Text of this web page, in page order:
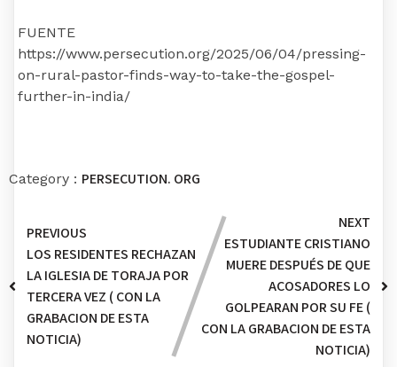
FUENTE
https://www.persecution.org/2025/06/04/pressing-
on-rural-pastor-finds-way-to-take-the-gospel-
further-in-india/
Category : PERSECUTION. ORG
PREVIOUS
LOS RESIDENTES RECHAZAN
LA IGLESIA DE TORAJA POR
TERCERA VEZ ( CON LA
GRABACION DE ESTA
NOTICIA)
NEXT
ESTUDIANTE CRISTIANO
MUERE DESPUÉS DE QUE
ACOSADORES LO
GOLPEARAN POR SU FE (
CON LA GRABACION DE ESTA
NOTICIA)